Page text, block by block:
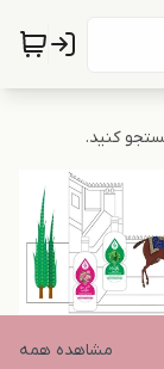
کنید.
مشاهده همه